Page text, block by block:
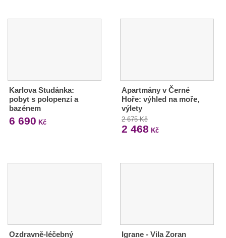
Karlova Studánka:
pobyt s polopenzí a
bazénem
6 690 Kč
Apartmány v Černé
Hoře: výhled na moře,
výlety
2 675 Kč
2 468 Kč
Ozdravně-léčebný
Igrane - Vila Zoran